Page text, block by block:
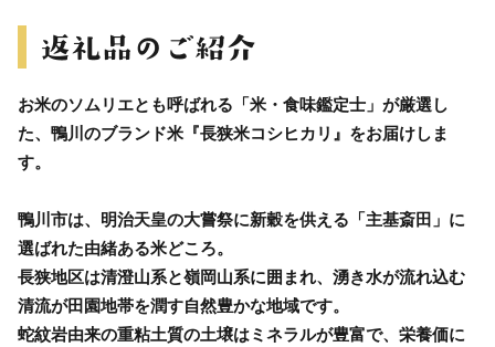
お米のソムリエとも呼ばれる「米・食味鑑定士」が厳選し
た、鴨川のブランド米『長狭米コシヒカリ』をお届けしま
す。
鴨川市は、明治天皇の大嘗祭に新穀を供える「主基斎田」に
選ばれた由緒ある米どころ。
長狭地区は清澄山系と嶺岡山系に囲まれ、湧き水が流れ込む
清流が田園地帯を潤す自然豊かな地域です。
蛇紋岩由来の重粘土質の土壌はミネラルが豊富で、栄養価に